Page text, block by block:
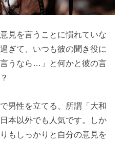
見を言うことに慣れていな
ぎて、いつも彼の聞き役に
うなら…」と何かと彼の言
男性を立てる、所謂「大和
本以外でも人気です。しか
もしっかりと自分の意見を